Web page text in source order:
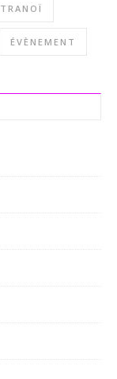
TRANOÏ
ÉVÈNEMENT